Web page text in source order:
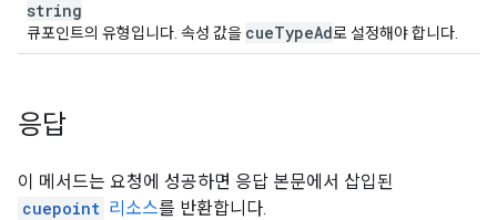
string
큐포인트의 유형입니다. 속성 값을 cueTypeAd로 설정해야 합니다.
응답
이 메서드는 요청에 성공하면 응답 본문에서 삽입된
cuepoint 리소스를 반환합니다.